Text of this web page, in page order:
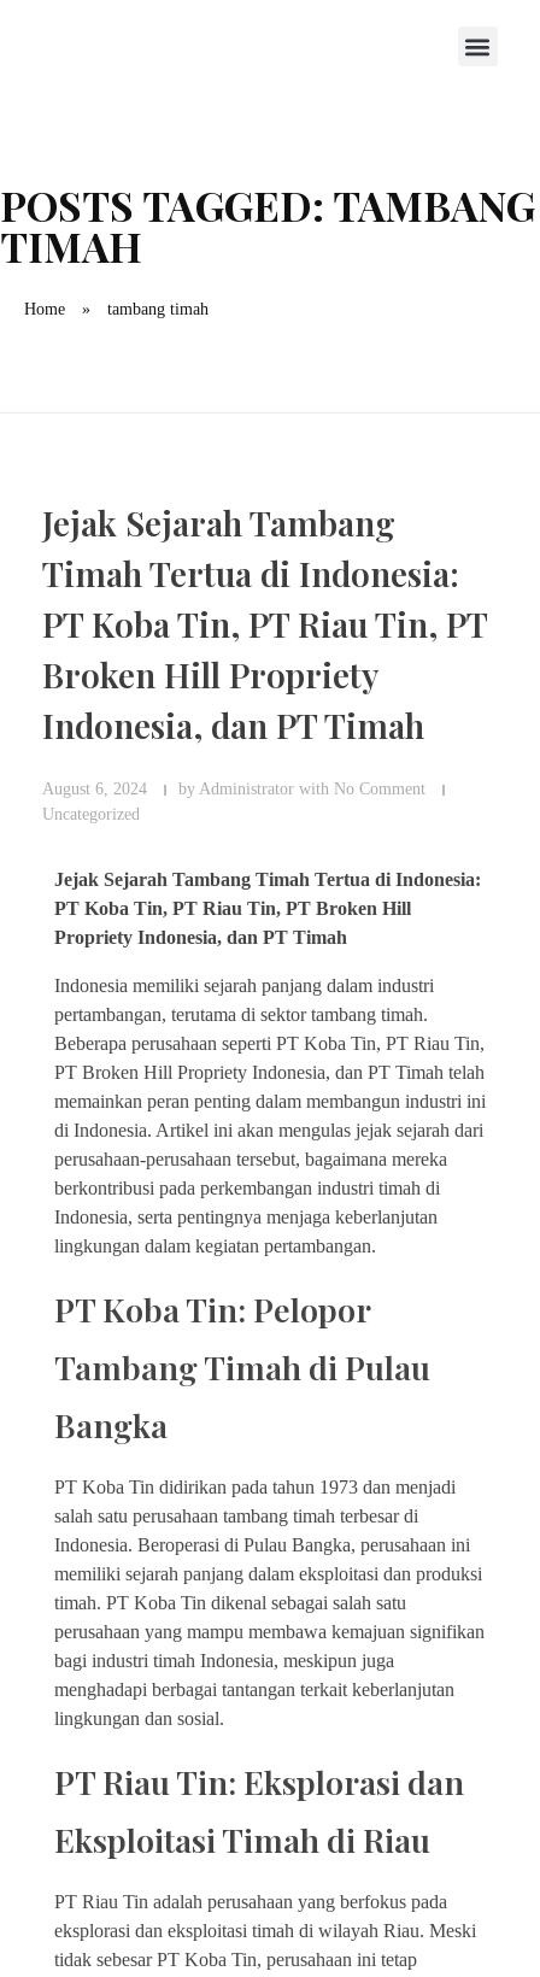
Home » tambang timah
POSTS TAGGED: TAMBANG
TIMAH
Jejak Sejarah Tambang
Timah Tertua di Indonesia:
PT Koba Tin, PT Riau Tin, PT
Broken Hill Propriety
Indonesia, dan PT Timah
August 6, 2024 by Administrator with No Comment
Uncategorized
Jejak Sejarah Tambang Timah Tertua di Indonesia:
PT Koba Tin, PT Riau Tin, PT Broken Hill
Propriety Indonesia, dan PT Timah
Indonesia memiliki sejarah panjang dalam industri
pertambangan, terutama di sektor tambang timah.
Beberapa perusahaan seperti PT Koba Tin, PT Riau Tin,
PT Broken Hill Propriety Indonesia, dan PT Timah telah
memainkan peran penting dalam membangun industri ini
di Indonesia. Artikel ini akan mengulas jejak sejarah dari
perusahaan-perusahaan tersebut, bagaimana mereka
berkontribusi pada perkembangan industri timah di
Indonesia, serta pentingnya menjaga keberlanjutan
lingkungan dalam kegiatan pertambangan.
PT Koba Tin: Pelopor
Tambang Timah di Pulau
Bangka
PT Koba Tin didirikan pada tahun 1973 dan menjadi
salah satu perusahaan tambang timah terbesar di
Indonesia. Beroperasi di Pulau Bangka, perusahaan ini
memiliki sejarah panjang dalam eksploitasi dan produksi
timah. PT Koba Tin dikenal sebagai salah satu
perusahaan yang mampu membawa kemajuan signifikan
bagi industri timah Indonesia, meskipun juga
menghadapi berbagai tantangan terkait keberlanjutan
lingkungan dan sosial.
PT Riau Tin: Eksplorasi dan
Eksploitasi Timah di Riau
PT Riau Tin adalah perusahaan yang berfokus pada
eksplorasi dan eksploitasi timah di wilayah Riau. Meski
tidak sebesar PT Koba Tin, perusahaan ini tetap